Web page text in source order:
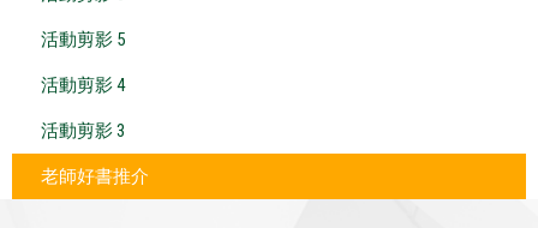
活動剪影 5
活動剪影 4
活動剪影 3
老師好書推介